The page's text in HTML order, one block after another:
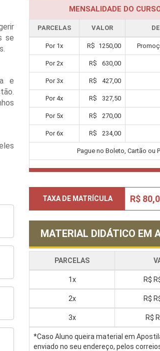
se
e
MENSALIDADE DO
PARCELAS VALOR
Por 1x R$ 1250,00
Por2x R$ 630,00
Por 3x R$ 427,00
Por4x R$ 327,50
Por 5x R$ 270,00
Por6x R$ 234,00
Pague no Boleto, Cartão ou
TAXA DE MATRÍCULA R$
MATERIAL DIDÁTICO EM
PARCELAS
1x R$
2x R$
3x R$
*Caso Aluno queira material em
enviado no seu endereço, pelos